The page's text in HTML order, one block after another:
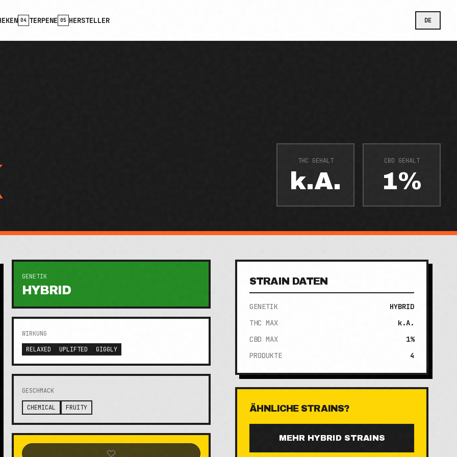
04 TERPENE 05 HERSTELLER DE
THC GEHALT
k.A.
CBD GEHALT
1%
GENETIK
HYBRID
WIRKUNG
RELAXED
UPLIFTED GIGGLY
GESCHMACK
CHEMICAL FRUITY
STRAIN DATEN
GENETIK
HYBRID
THC MAX
k.A.
CBD MAX
1%
PRODUKTE
4
ÄHNLICHE STRAINS?
MEHR HYBRIDSTRAINS